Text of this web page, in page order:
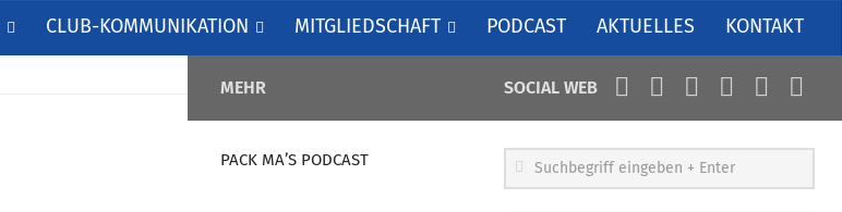
CLUB-KOMMUNIKATION MITGLIEDSCHAFT PODCAST AKTUELLES KONTAKT
SOCIAL WEB
MEHR
PACK MA’S PODCAST